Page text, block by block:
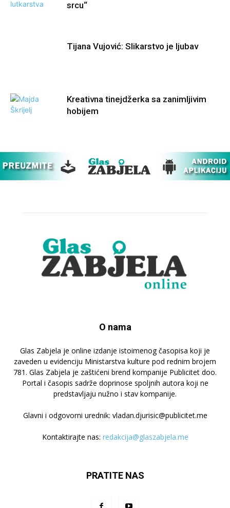
srcu“
Tijana Vujović: Slikarstvo je ljubav
Kreativna tinejdžerka sa zanimljivim
hobijem
O nama
Glas Zabjela je online izdanje istoimenog časopisa koji je
zaveden u evidenciju Ministarstva kulture pod rednim brojem
781. Glas Zabjela je zaštićeni brend kompanije Publicitet doo.
Portal i časopis sadrže doprinose spoljnih autora koji ne
predstavljaju nužno i stav kompanije.
Glavni i odgovorni urednik: vladan.djurisic@publicitet.me
Kontaktirajte nas: redakcija@glaszabjela.me
PRATITE NAS